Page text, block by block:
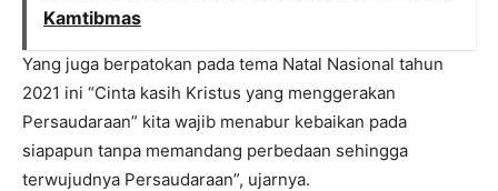
Kamtibmas
Yang juga berpatokan pada tema Natal Nasional tahun
2021 ini “Cinta kasih Kristus yang menggerakan
Persaudaraan” kita wajib menabur kebaikan pada
siapapun tanpa memandang perbedaan sehingga
terwujudnya Persaudaraan”, ujarnya.